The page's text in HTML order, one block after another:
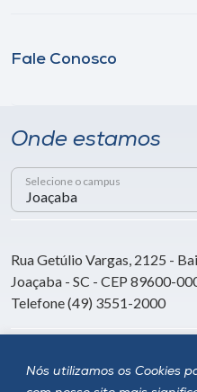
Nós utilizamos os Cookies
Fale Conosco
Onde estamos
Selecione o campus
Rua Getúlio Vargas, 2125 -
Joaçaba - SC - CEP 89600-
Telefone (49) 3551-2000
Siga a Unoesc